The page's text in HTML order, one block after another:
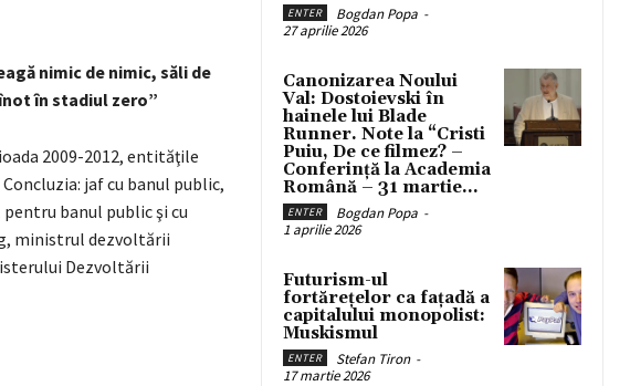
nimic de nimic, săli de
în stadiul zero”
2009-2012, entităţile
jaf cu banul public,
banul public şi cu
ministrul dezvoltării
Dezvoltării
ENTER Bogdan Popa -
27 aprilie 2026
Canonizarea Noului
Val: Dostoievski în
hainele lui Blade
Runner. Note la “Cristi
Puiu, De ce filmez? –
Conferință la Academia
Română – 31 martie...
ENTER Bogdan Popa -
1 aprilie 2026
Futurism-ul
fortărețelor ca fațadă a
capitalului monopolist:
Muskismul
ENTER Stefan Tiron -
17 martie 2026